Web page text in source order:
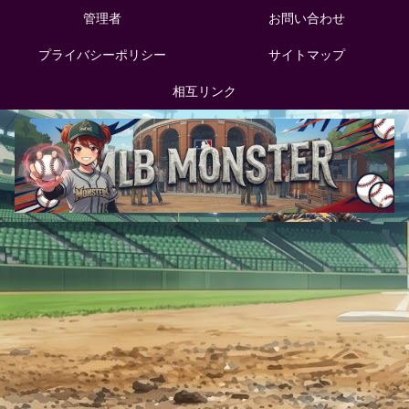
管理者 お問い合わせ
プライバシーポリシー サイトマップ
相互リンク